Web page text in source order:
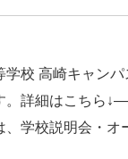
学校 高崎キャン
す。詳細はこ
、学校説明会・オ